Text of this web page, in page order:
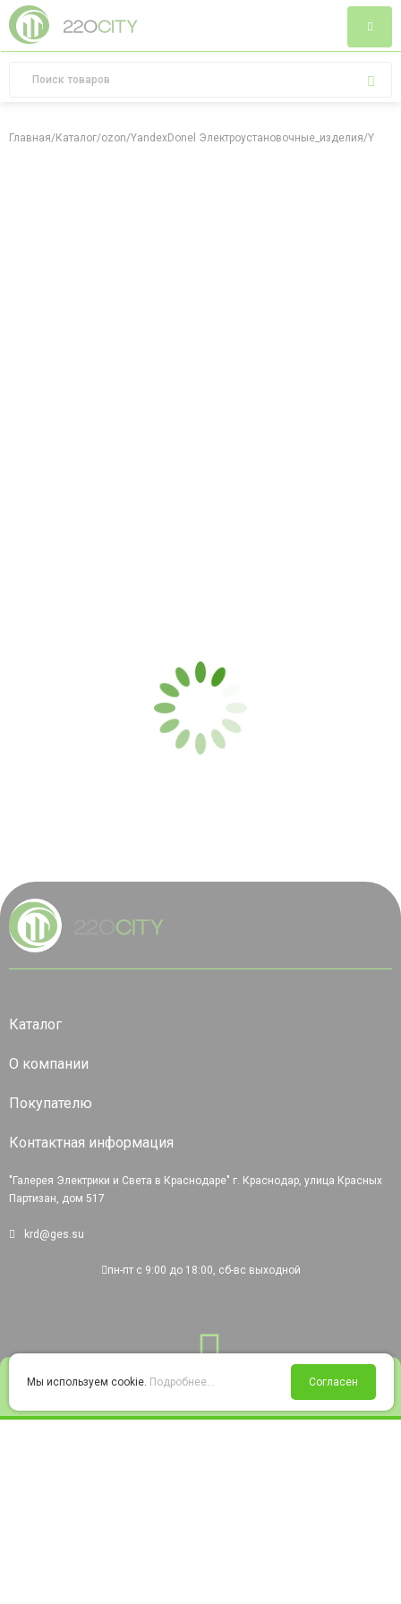
Войти Избранное Корзина
Главная/Каталог/ozon/YandexDonel Электроустановочные_изделия/
Каталог
О компании
Покупателю
Контактная информация
"Галерея Электрики и Света в Краснодаре" г. Краснодар, улица Красных
Партизан, дом 517
krd@ges.su
пн-пт с 9:00 до 18:00, сб-вс выходной
Мы используем cookie. Подробнее... Согласен